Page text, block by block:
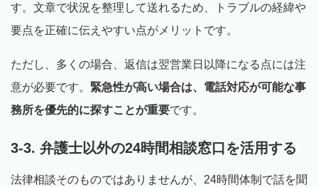
す。文章で状況を整理して送れるため、トラブルの経緯や
要点を正確に伝えやすい点がメリットです。
ただし、多くの場合、返信は翌営業日以降になる点には注
意が必要です。 緊急性が高い場合は、電話対応が可能な事
務所を優先的に探すことが重要です。
3-3. 弁護士以外の24時間相談窓口を活用する
法律相談そのものではありませんが、24時間体制で話を聞